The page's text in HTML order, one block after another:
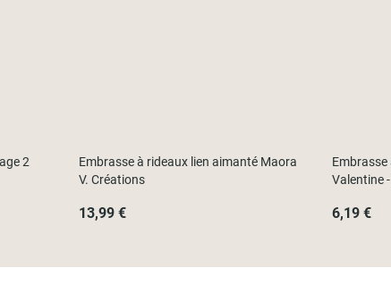
2
Embrasse à rideaux lien aimanté Maora
V. Créations
13,99 €
Valentine
6,19 €